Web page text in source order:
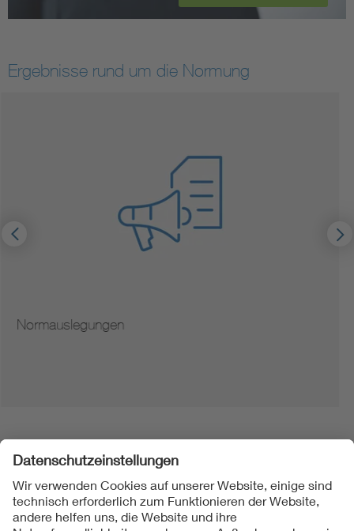
Ergebnisse rund um die Normung
Hinweise zur Vervielfältigung von Normen
Folgen Sie uns